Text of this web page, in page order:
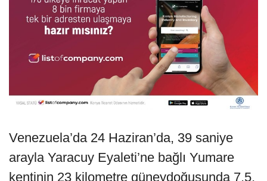
Venezuela’da 24 Haziran’da, 39 saniye
arayla Yaracuy Eyaleti’ne bağlı Yumare
kentinin 23 kilometre güneydoğusunda 7,5,